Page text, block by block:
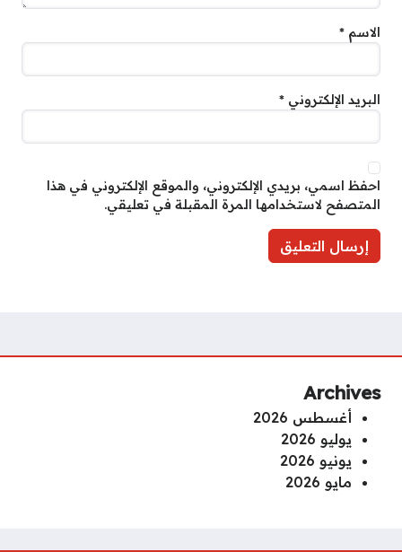
الاسم *
البريد الإلكتروني *
احفظ اسمي، بريدي الإلكتروني، والموقع الإلكتروني في هذا
المتصفح لاستخدامها المرة المقبلة في تعليقي.
Archives
أغسطس 2026
يوليو 2026
يونيو 2026
مايو 2026